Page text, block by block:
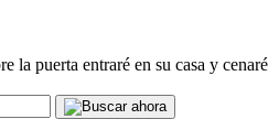
la puerta entraré en su casa y cenaré